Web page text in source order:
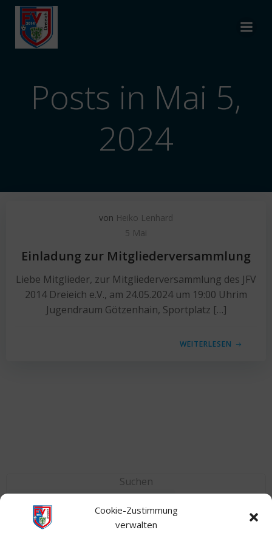
Cookie-Zustimmung
verwalten
Posts in Mai 5,
2024
von Heiko Lenhard
5 Mai
Einladung zur Mitgliederversammlung
Liebe Mitglieder, zur Mitgliederversammlung des JFV
2014 Dreieich e.V., am 24.05.2024 um 19:00 Uhrim
Jugendraum Götzenhain, Sportplatz […]
WEITERLESEN
Suchen
Neuste Nachrichten